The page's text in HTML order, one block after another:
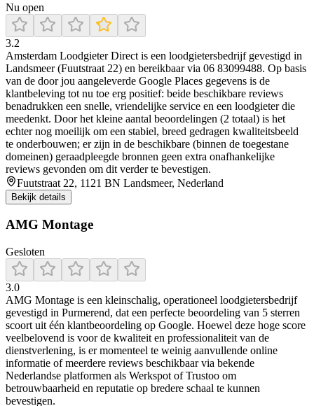
Nu open
3.2
Amsterdam Loodgieter Direct is een loodgietersbedrijf gevestigd in
Landsmeer (Fuutstraat 22) en bereikbaar via 06 83099488. Op basis
van de door jou aangeleverde Google Places gegevens is de
klantbeleving tot nu toe erg positief: beide beschikbare reviews
benadrukken een snelle, vriendelijke service en een loodgieter die
meedenkt. Door het kleine aantal beoordelingen (2 totaal) is het
echter nog moeilijk om een stabiel, breed gedragen kwaliteitsbeeld
te onderbouwen; er zijn in de beschikbare (binnen de toegestane
domeinen) geraadpleegde bronnen geen extra onafhankelijke
reviews gevonden om dit verder te bevestigen.
Fuutstraat 22, 1121 BN Landsmeer, Nederland
Bekijk details
AMG Montage
Gesloten
3.0
AMG Montage is een kleinschalig, operationeel loodgietersbedrijf
gevestigd in Purmerend, dat een perfecte beoordeling van 5 sterren
scoort uit één klantbeoordeling op Google. Hoewel deze hoge score
veelbelovend is voor de kwaliteit en professionaliteit van de
dienstverlening, is er momenteel te weinig aanvullende online
informatie of meerdere reviews beschikbaar via bekende
Nederlandse platformen als Werkspot of Trustoo om
betrouwbaarheid en reputatie op bredere schaal te kunnen
bevestigen.